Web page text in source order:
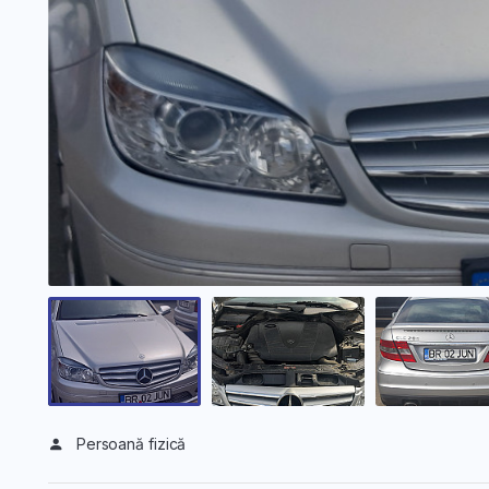
Persoană fizică